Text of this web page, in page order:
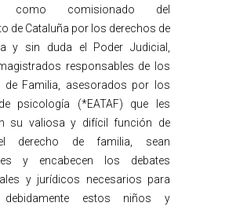
como comisionado del
de Cataluña por los derechos de
y sin duda el Poder Judicial,
responsables de los
de Familia, asesorados por los
psicología (*EATAF) que les
su valiosa y difícil función de
derecho de familia, sean
y encabecen los debates
y jurídicos necesarios para
debidamente estos niños y